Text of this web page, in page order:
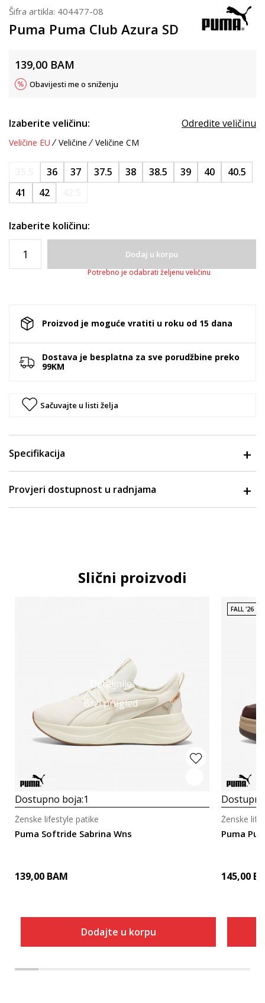
Šifra artikla: 404477-08
Puma Puma Club Azura SD
139,00 BAM
Obavijesti me o sniženju
Izaberite veličinu: Odredite veličinu
Veličine EU Veličine Veličine CM
36 37 37.5 38 38.5 39 40
40.5
41
42
Izaberite količinu:
Dodaj u korpu
Potrebno je odabrati željenu veličinu
Proizvod je moguće vratiti u roku od 15 dana
Dostava je besplatna za sve porudžbine preko
99KM
Sačuvajte u listi želja
Specifikacija
Provjeri dostupnost u radnjama
Slični proizvodi
Detaljnije
Brzi pregled
Dostupno boja:1
Puma Softride Sabrina Wns
Ženske lifestyle patike
139,00 BAM
Dodajte u korpu
FALL '26
Puma
Ženske
145,00